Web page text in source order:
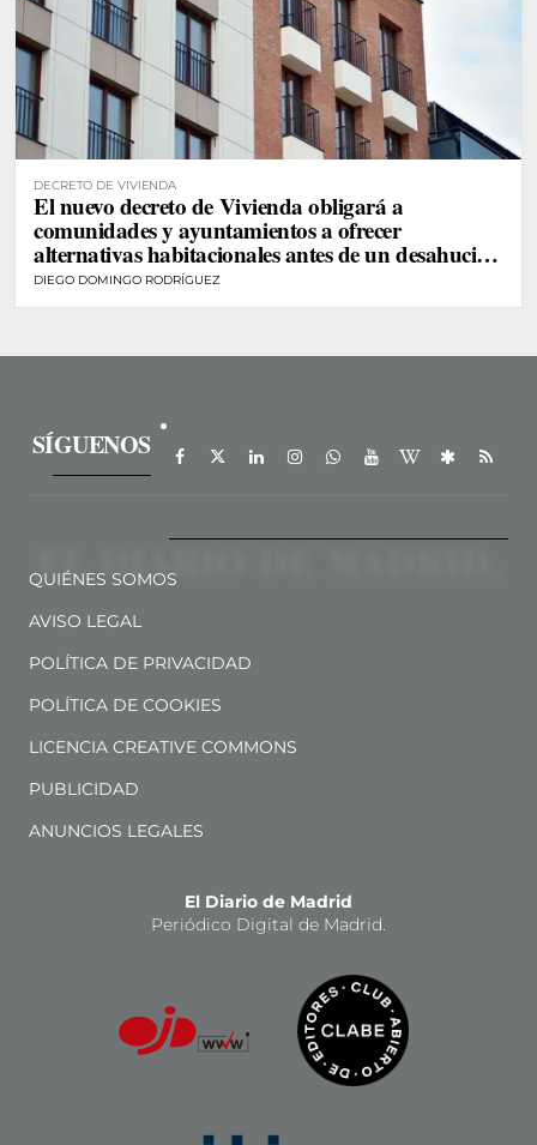
DECRETO DE VIVIENDA
El nuevo decreto de Vivienda obligará a
comunidades y ayuntamientos a ofrecer
alternativas habitacionales antes de un desahucio
de personas vulnerables
DIEGO DOMINGO RODRÍGUEZ
SÍGUENOS
QUIÉNES SOMOS
AVISO LEGAL
POLÍTICA DE PRIVACIDAD
POLÍTICA DE COOKIES
LICENCIA CREATIVE COMMONS
PUBLICIDAD
ANUNCIOS LEGALES
El Diario de Madrid
Periódico Digital de Madrid.